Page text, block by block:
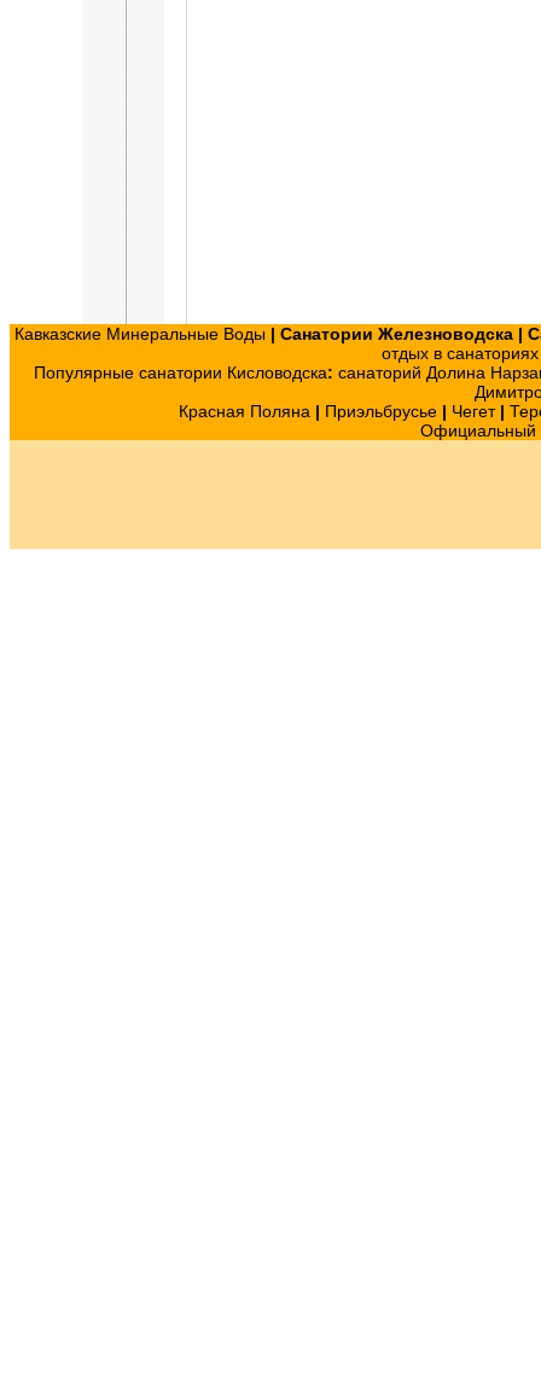
Кавказские Минеральные Воды | Санатории Железноводска |
отдых в
Популярные санатории Кисловодска: санаторий Долина
Красная Поляна | Приэльбрусье| Чегет|
Официальный